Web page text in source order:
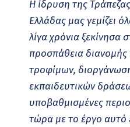
Η ίδρυση της
Ελλάδας μας γεμίζει
λίγα χρόνια ξεκίνησα
προσπάθεια
τροφίμων,
εκπαιδευτικών
υποβαθμισμένες
τώρα με το έργο αυτό